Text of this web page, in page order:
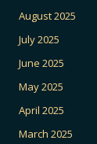
August 2025
July 2025
June 2025
May 2025
April 2025
March 2025